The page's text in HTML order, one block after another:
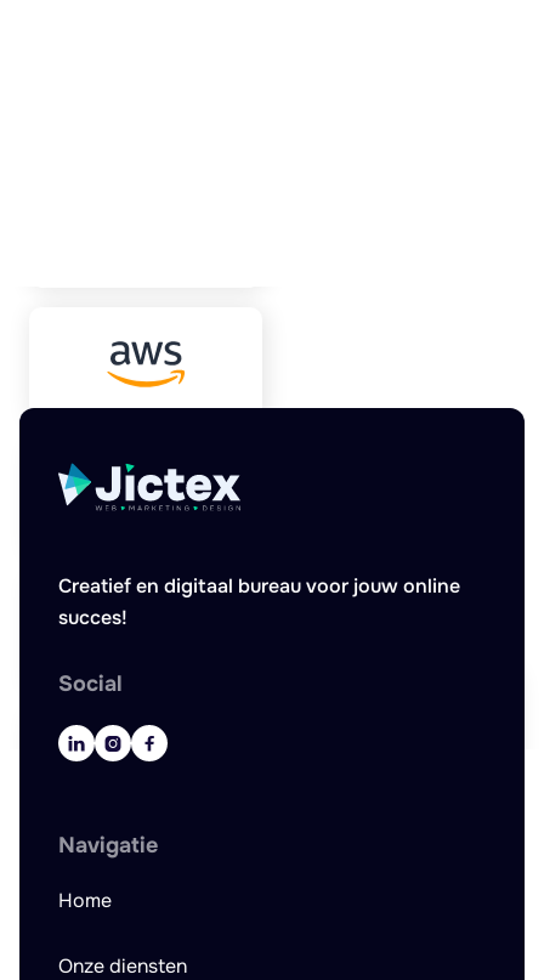
Creatief en digitaal bureau voor jouw online
succes!
Social
  
Navigatie
Home
Onze diensten